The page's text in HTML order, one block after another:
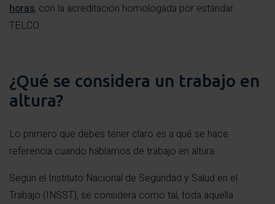
horas, con la acreditación homologada por estándar
TELCO.
¿Qué se considera un trabajo en
altura?
Lo primero que debes tener claro es a qué se hace
referencia cuando hablamos de trabajo en altura.
Según el Instituto Nacional de Seguridad y Salud en el
Trabajo (INSST), se considera como tal, toda aquella